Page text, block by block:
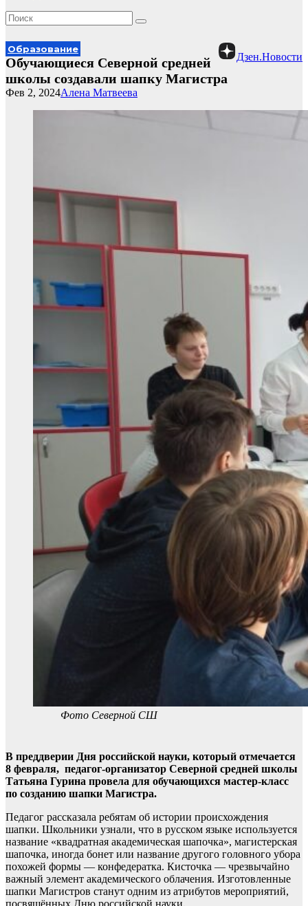
Дзен.Новости
Образование
Обучающиеся Северной средней
школы создавали шапку Магистра
Алена Матвеева
Фев 2, 2024
Фото Северной СШ
В преддверии Дня российской науки, который отмечается
8 февраля, педагог-организатор Северной средней школы
Татьяна Гурина провела для обучающихся мастер-класс
по созданию шапки Магистра.
Педагог рассказала ребятам об истории происхождения
шапки. Школьники узнали, что в русском языке используется
название «квадратная академическая шапочка», магистерская
шапочка, иногда бонет или название другого головного убора
похожей формы — конфедератка. Кисточка — чрезвычайно
важный элемент академического облачения. Изготовленные
шапки Магистров станут одним из атрибутов мероприятий,
посвящённых Дню российской науки.